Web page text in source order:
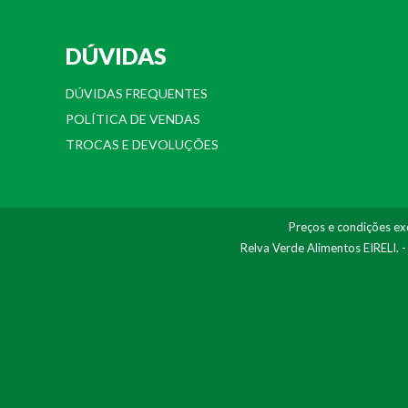
DÚVIDAS
DÚVIDAS FREQUENTES
POLÍTICA DE VENDAS
TROCAS E DEVOLUÇÕES
Preços e condições
Relva Verde Alimentos